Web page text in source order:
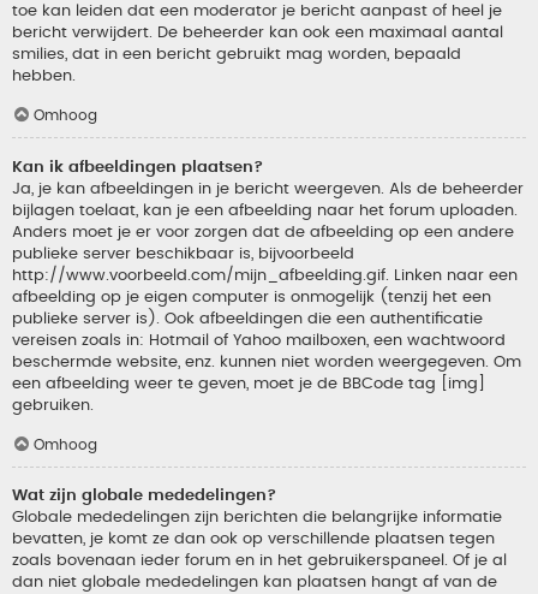
toe kan leiden dat een moderator je bericht aanpast of heel je
bericht verwijdert. De beheerder kan ook een maximaal aantal
smilies, dat in een bericht gebruikt mag worden, bepaald
hebben.
Omhoog
Kan ik afbeeldingen plaatsen?
Ja, je kan afbeeldingen in je bericht weergeven. Als de beheerder
bijlagen toelaat, kan je een afbeelding naar het forum uploaden.
Anders moet je er voor zorgen dat de afbeelding op een andere
publieke server beschikbaar is, bijvoorbeeld
http://www.voorbeeld.com/mijn_afbeelding.gif. Linken naar een
afbeelding op je eigen computer is onmogelijk (tenzij het een
publieke server is). Ook afbeeldingen die een authentificatie
vereisen zoals in: Hotmail of Yahoo mailboxen, een wachtwoord
beschermde website, enz. kunnen niet worden weergegeven. Om
een afbeelding weer te geven, moet je de BBCode tag [img]
gebruiken.
Omhoog
Wat zijn globale mededelingen?
Globale mededelingen zijn berichten die belangrijke informatie
bevatten, je komt ze dan ook op verschillende plaatsen tegen
zoals bovenaan ieder forum en in het gebruikerspaneel. Of je al
dan niet globale mededelingen kan plaatsen hangt af van de